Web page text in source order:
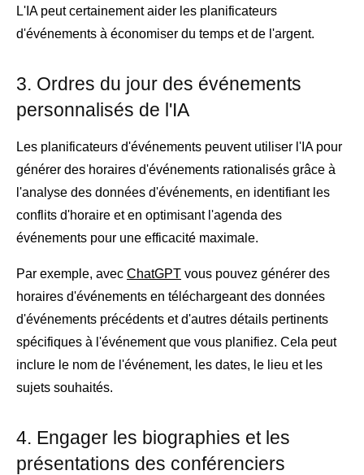
L'IA peut certainement aider les planificateurs
d'événements à économiser du temps et de l'argent.
3. Ordres du jour des événements
personnalisés de l'IA
Les planificateurs d'événements peuvent utiliser l'IA pour
générer des horaires d'événements rationalisés grâce à
l'analyse des données d'événements, en identifiant les
conflits d'horaire et en optimisant l'agenda des
événements pour une efficacité maximale.
Par exemple, avec ChatGPT vous pouvez générer des
horaires d'événements en téléchargeant des données
d'événements précédents et d'autres détails pertinents
spécifiques à l'événement que vous planifiez. Cela peut
inclure le nom de l'événement, les dates, le lieu et les
sujets souhaités.
4. Engager les biographies et les
présentations des conférenciers